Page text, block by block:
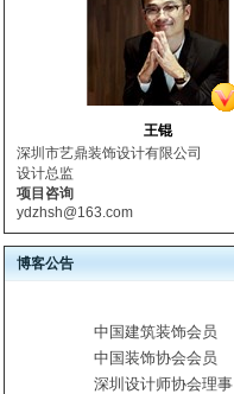
王锟
深圳市艺鼎装饰设计有限公司
设计总监
项目咨询
ydzhsh@163.com
博客公告
中国建筑装饰会员
中国装饰协会会员
深圳设计师协会理事